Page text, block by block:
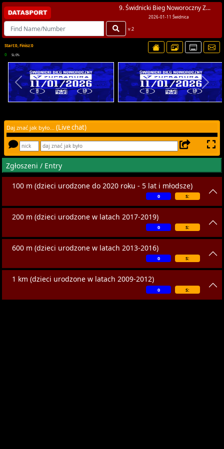
9. Świdnicki Bieg Noworoczny Z...
2026-01-11 Świdnica
v.2
Start:0, Finisz:0
0
SL:0%
Daj znać jak było... (Live chat)
Zgłoszeni / Entry
100 m (dzieci urodzone do 2020 roku - 5 lat i młodsze)
S:
0
200 m (dzieci urodzone w latach 2017-2019)
S:
0
600 m (dzieci urodzone w latach 2013-2016)
S:
0
1 km (dzieci urodzone w latach 2009-2012)
S:
0